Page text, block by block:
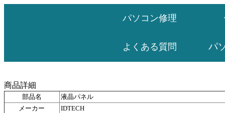
パソコン修理
よくある質問 パ
商品詳細
部品名
液晶パネル
メーカー
IDTECH